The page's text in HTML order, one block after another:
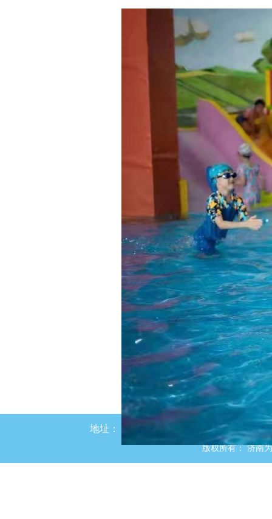
地址： 山东济南市槐荫区泰安路887号
版权所有： 济南